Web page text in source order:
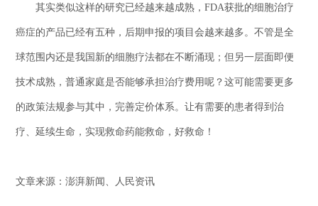
其实类似这样的研究已经越来越成熟，FDA获批的细胞治疗
癌症的产品已经有五种，后期申报的项目会越来越多。不管是全
球范围内还是我国新的细胞疗法都在不断涌现；但另一层面即便
技术成熟，普通家庭是否能够承担治疗费用呢？这可能需要更多
的政策法规参与其中，完善定价体系。让有需要的患者得到治
疗、延续生命，实现救命药能救命，好救命！
文章来源：澎湃新闻、人民资讯